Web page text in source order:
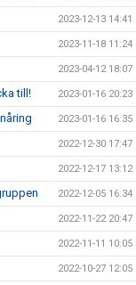
2023-12-13 14:41
2023-11-18 11:24
2023-04-12 18:07
till! 2023-01-16 20:23
2023-01-16 16:35
2022-12-30 17:47
2022-12-17 13:12
2022-12-05 16:34
2022-11-22 20:47
2022-11-11 10:05
2022-10-27 12:05